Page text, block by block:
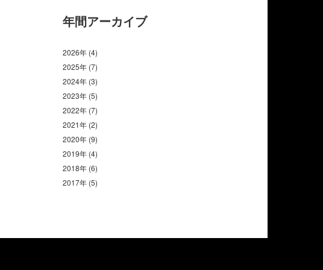
年間アーカイブ
2026年 (4)
2025年 (7)
2024年 (3)
2023年 (5)
2022年 (7)
2021年 (2)
2020年 (9)
2019年 (4)
2018年 (6)
2017年 (5)